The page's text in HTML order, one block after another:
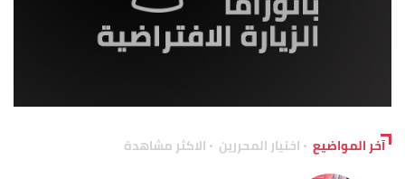
آخر المواضيع اختيار المحررين الاكثر مشاهدة